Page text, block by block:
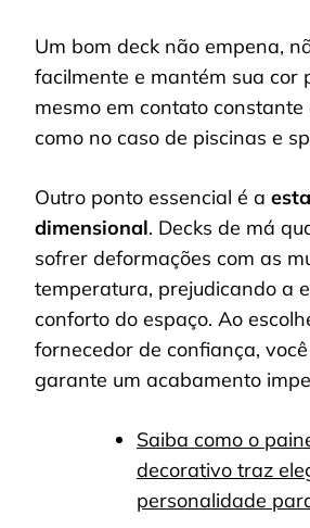
Um bom deck não empena,
facilmente e mantém sua cor
mesmo em contato constante
como no caso de piscinas e
Outro ponto essencial é a
dimensional. Decks de má
sofrer deformações com as
temperatura, prejudicando a
conforto do espaço. Ao
fornecedor de confiança,
garante um acabamento
Saiba como o
decorativo traz
personalidade